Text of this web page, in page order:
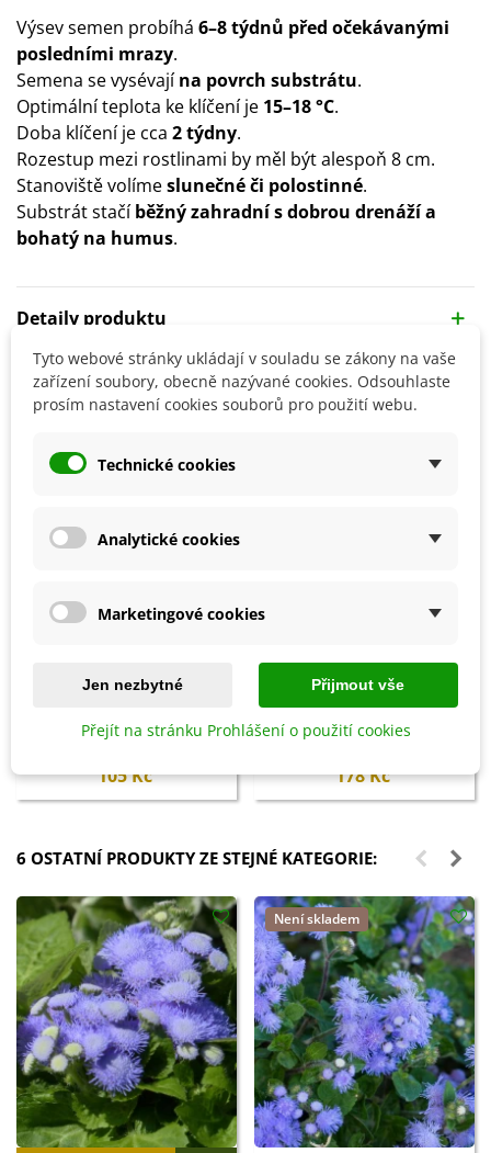
Výsev semen probíhá 6–8 týdnů před očekávanými
posledními mrazy.
Semena se vysévajína povrch substrátu.
Optimální teplota ke klíčení je 15–18 °C.
Doba klíčení je cca 2 týdny.
Rozestup mezi rostlinami by měl být alespoň 8 cm.
Stanoviště volímeslunečné či polostinné.
Substrát stačíběžný zahradní s dobrou drenáží a
bohatý na humus.
Detaily produktu
SOUVISEJÍCÍ PRODUKTY
Přidat do košíku
Biochar Mini start - aktivní uhlí
k rostlinám - Devrakon - 300 ml
105 Kč
Přidat do košíku
Hoštické slepičince -
granulované - 2,5 kg
178 Kč
6 OSTATNÍ PRODUKTY ZE STEJNÉ KATEGORIE:
Není skladem
Tyto webové stránky ukládají v souladu se zákony na vaše
zařízení soubory, obecně nazývané cookies. Odsouhlaste
prosím nastavení cookies souborů pro použití webu.
Technické cookies
Analytické cookies
Marketingové cookies
Jen nezbytné Přijmout vše
Přejít na stránku Prohlášení o použití cookies